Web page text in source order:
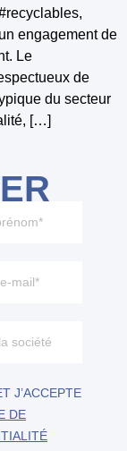
engagement de
Le
de
du secteur
[…]
J’ACCEPTE
DE